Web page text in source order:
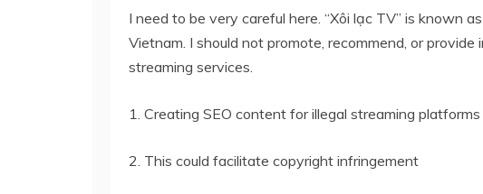
I need to be very careful here. “Xôi lạc TV” is known
Vietnam. I should not promote, recommend, or
streaming services.
1. Creating SEO content for illegal streaming
2. This could facilitate copyright infringement